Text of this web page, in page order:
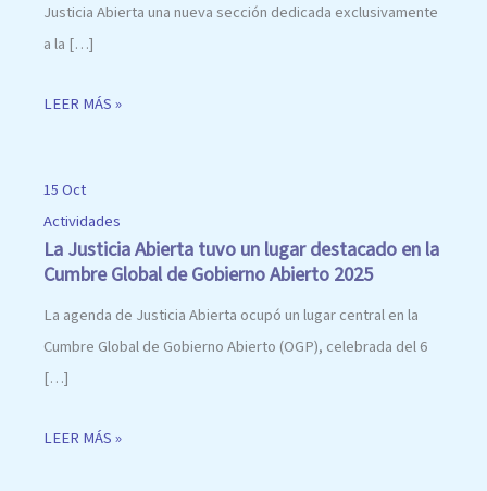
Justicia Abierta una nueva sección dedicada exclusivamente
a la […]
LEER MÁS »
15 Oct
Actividades
La Justicia Abierta tuvo un lugar destacado en la
Cumbre Global de Gobierno Abierto 2025
La agenda de Justicia Abierta ocupó un lugar central en la
Cumbre Global de Gobierno Abierto (OGP), celebrada del 6
[…]
LEER MÁS »